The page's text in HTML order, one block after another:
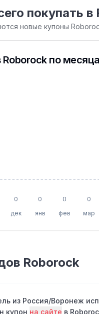
покупать в
новые купоны
Roborock по
0
дек
0
янв
0
фев
0
мар
Roborock
из Россия/Воронеж
купон на сайте в